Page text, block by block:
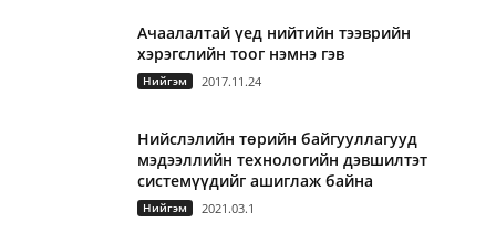
Ачаалалтай үед нийтийн тээврийн
хэрэгслийн тоог нэмнэ гэв
Нийгэм 2017.11.24
Нийслэлийн төрийн байгууллагууд
мэдээллийн технологийн дэвшилтэт
системүүдийг ашиглаж байна
Нийгэм 2021.03.1